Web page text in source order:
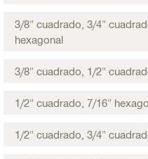
3/8" cuadrado, 3/4"
hexagonal
3/8" cuadrado, 1/2"
1/2" cuadrado, 7/16"
1/2" cuadrado, 3/4"